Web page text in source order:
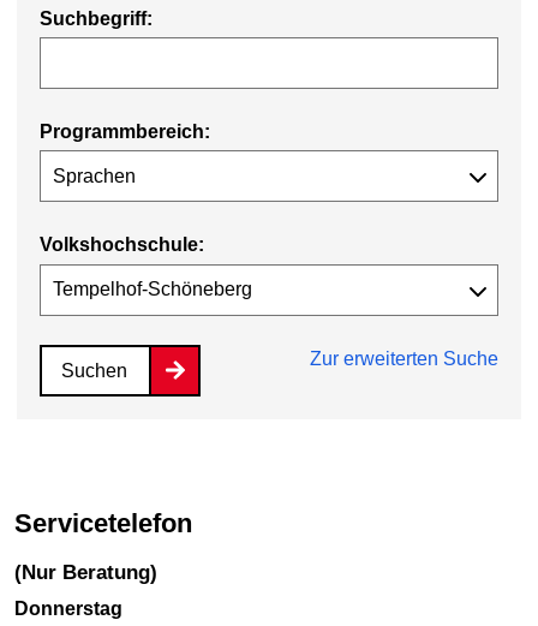
Suchbegriff:
Programmbereich:
Volkshochschule:
Suchen
Zur erweiterten Suche
Servicetelefon
(nur Beratung)
Donnerstag